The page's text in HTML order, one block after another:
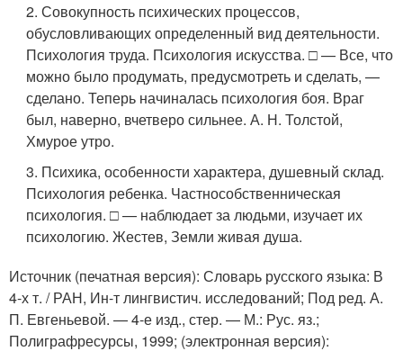
2. Совокупность психических процессов,
обусловливающих определенный вид деятельности.
Психология труда. Психология искусства. □ — Все, что
можно было продумать, предусмотреть и сделать, —
сделано. Теперь начиналась психология боя. Враг
был, наверно, вчетверо сильнее. А. Н. Толстой,
Хмурое утро.
3. Психика, особенности характера, душевный склад.
Психология ребенка. Частнособственническая
психология. □ — наблюдает за людьми, изучает их
психологию. Жестев, Земли живая душа.
Источник (печатная версия): Словарь русского языка: В
4-х т. / РАН, Ин-т лингвистич. исследований; Под ред. А.
П. Евгеньевой. — 4-е изд., стер. — М.: Рус. яз.;
Полиграфресурсы, 1999; (электронная версия):